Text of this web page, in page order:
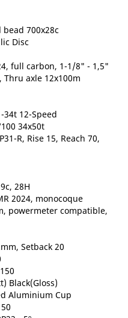
700x28c
Disc
full carbon, 1-1/8" - 1,5"
axle 12x100m
34t 12-Speed
34x50t
R, Rise 15, Reach 70,
28H
2024, monocoque
powermeter compatible,
Setback 20
Black(Gloss)
Aluminium Cup